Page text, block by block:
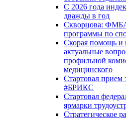
С 2026 года
дважды в год
Скворцова: ФМБА
программы по
Скорая помощь и
актуальные
профильной
медицинского
Стартовал прием
#БРИКС
Стартовал
ярмарки
Стратегическое